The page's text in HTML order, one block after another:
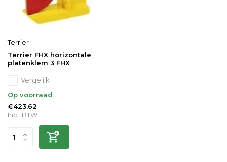
Terrier
Terrier FHX horizontale
platenklem 3 FHX
Vergelijk
Op voorraad
€423,62
Incl. BTW